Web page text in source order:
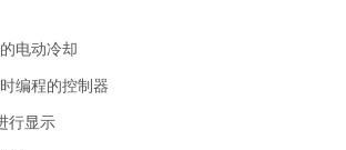
电动冷却
编程的控制器
行显示